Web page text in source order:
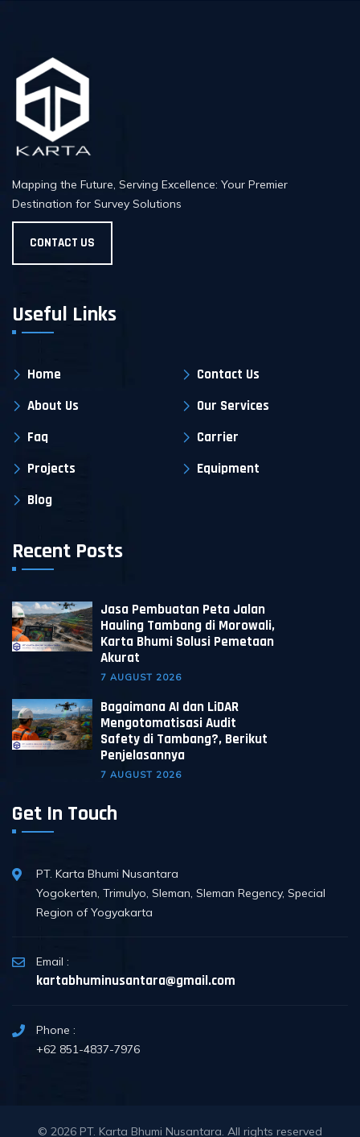
Mapping the Future, Serving Excellence: Your Premier
Destination for Survey Solutions
CONTACT US
Useful Links
Home
Contact Us
About Us
Our Services
Faq
Carrier
Projects
Equipment
Blog
Recent Posts
Jasa Pembuatan Peta Jalan
Hauling Tambang di Morowali,
Karta Bhumi Solusi Pemetaan
Akurat
7 AUGUST 2026
Bagaimana AI dan LiDAR
Mengotomatisasi Audit
Safety di Tambang?, Berikut
Penjelasannya
7 AUGUST 2026
Get In Touch
PT. Karta Bhumi Nusantara
Yogokerten, Trimulyo, Sleman, Sleman Regency, Special
Region of Yogyakarta
Email :
kartabhuminusantara@gmail.com
Phone :
+62 851-4837-7976
© 2026 PT. Karta Bhumi Nusantara. All rights reserved